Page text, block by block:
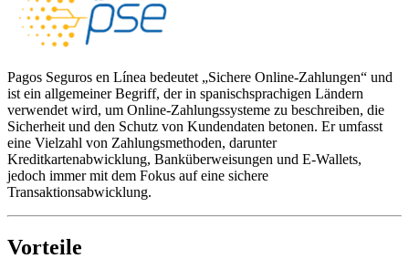
Pagos Seguros en Línea bedeutet „Sichere Online-Zahlungen“ und
ist ein allgemeiner Begriff, der in spanischsprachigen Ländern
verwendet wird, um Online-Zahlungssysteme zu beschreiben, die
Sicherheit und den Schutz von Kundendaten betonen. Er umfasst
eine Vielzahl von Zahlungsmethoden, darunter
Kreditkartenabwicklung, Banküberweisungen und E-Wallets,
jedoch immer mit dem Fokus auf eine sichere
Transaktionsabwicklung.
Vorteile